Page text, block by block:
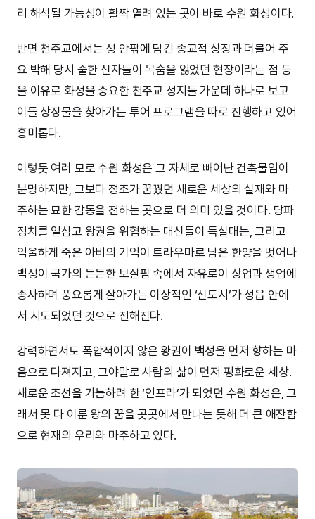
리 해석될 가능성이 활짝 열려 있는 곳이 바로 수원 화성이다.
반면 천주교에서는 성 안팎에 담긴 종교적 상징과 더불어 주
요 박해 당시 숱한 신자들이 목숨을 잃었던 현장이라는 점 등
을 이유로 화성을 중요한 천주교 성지들 가운데 하나로 보고
이들 상징물을 찾아가는 투어 프로그램을 따로 진행하고 있어
흥미롭다.
이렇듯 여러 모로 수원 화성은 그 자체로 빼어난 건축물임이
분명하지만, 그보다 정조가 꿈꿨던 새로운 세상의 실재와 마
주하는 묘한 감동을 전하는 곳으로 더 의미 있을 것이다. 당파
정치를 일삼고 왕권을 위협하는 대신들이 득실대는, 그리고
억울하게 죽은 아비의 기억이 트라우마로 남은 한양을 벗어나
백성이 국가의 든든한 보살핌 속에서 자유로이 상업과 생업에
종사하며 풍요롭게 살아가는 이상적인 ‘신도시’가 성읍 안에
서 시도되었던 것으로 전해진다.
강력하면서도 폭압적이지 않은 왕권이 백성을 먼저 향하는 마
음으로 다져지고, 그야말로 사람의 삶이 먼저 평화로운 세상.
새로운 조선을 가늠하려 한 ‘인프라’가 되었던 수원 화성은, 그
래서 못 다 이룬 왕의 꿈을 곳곳에서 만나는 듯해 더 큰 애잔함
으로 현재의 우리와 마주하고 있다.